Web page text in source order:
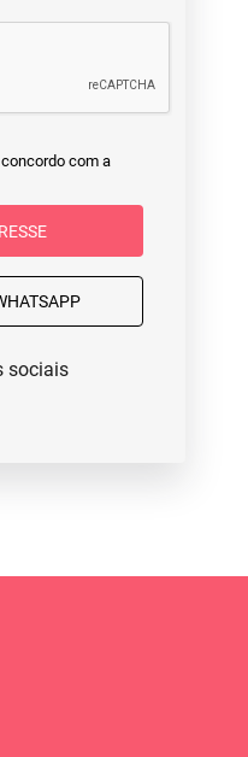
com a
sociais